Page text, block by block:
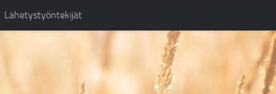
Lähetystyöntekijät